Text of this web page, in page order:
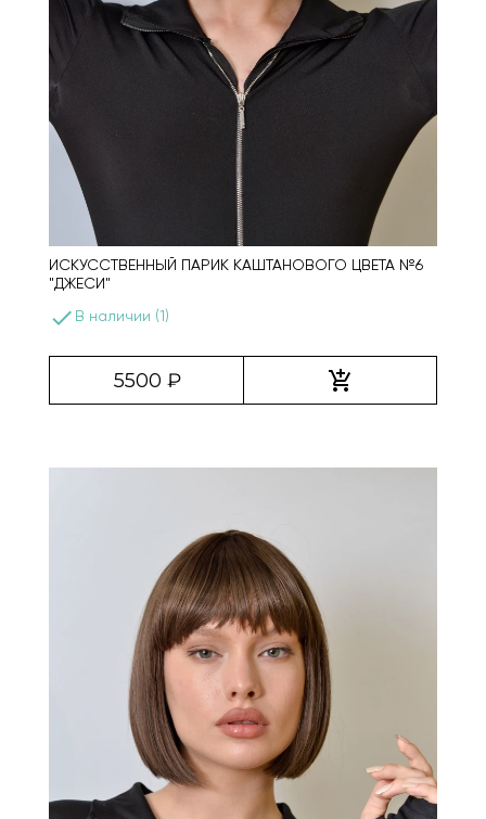
ИСКУССТВЕННЫЙ ПАРИК КАШТАНОВОГО ЦВЕТА №6
"ДЖЕСИ"
done В наличии (1)
5500 ₽ add_shopping_cart